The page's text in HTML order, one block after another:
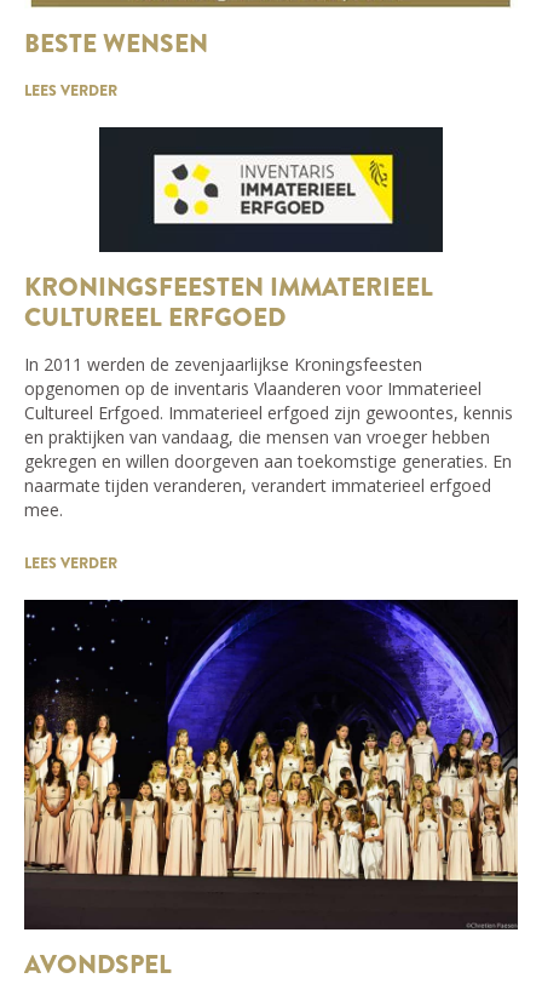
BESTE WENSEN
LEES VERDER
KRONINGSFEESTEN IMMATERIEEL
CULTUREEL ERFGOED
In 2011 werden de zevenjaarlijkse Kroningsfeesten
opgenomen op de inventaris Vlaanderen voor Immaterieel
Cultureel Erfgoed. Immaterieel erfgoed zijn gewoontes, kennis
en praktijken van vandaag, die mensen van vroeger hebben
gekregen en willen doorgeven aan toekomstige generaties. En
naarmate tijden veranderen, verandert immaterieel erfgoed
mee.
LEES VERDER
AVONDSPEL